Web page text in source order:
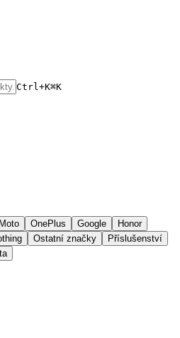
Ctrl+K⌘K
Moto OnePlus Google
Honor
Ostatní značky
Příslušenství